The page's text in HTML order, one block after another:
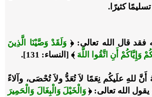
كثيرًا.
فقد قال الله تعالى: ﴿ وَلَقَدْ وَصَّيْنَا الَّذِينَ
وَإِيَّاكُمْ أَنِ اتَّقُوا اللَّهَ ﴾ [النساء: 131].
للهِ علَيكُم نِعَمًا لاَ تُعَدُّ ولاَ تُحْصَى، وآلاءً
الله تعالى:﴿وَالْخَيْلَ وَالْبِغَالَ وَالْحَمِيرَ